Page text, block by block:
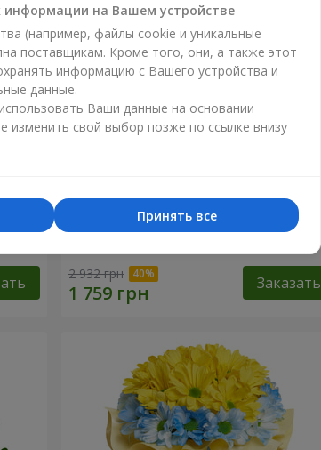
9 веток фиолетовой эустомы
2 932 грн Заказать
информации на Вашем устройстве
(например, файлы cookie и уникальные
поставщикам. Кроме того, они, а также этот
информацию с Вашего устройства и
данные.
Ваши данные на основании
изменить свой выбор позже по ссылке внизу
Принять все